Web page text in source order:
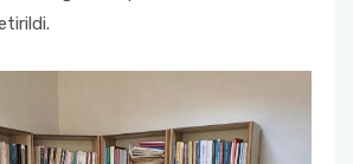
Yardımlaşma ve
Etkinliği
Tanıtım" Projesi Etkinliği